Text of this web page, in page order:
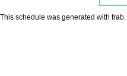
This schedule was generated with frab.